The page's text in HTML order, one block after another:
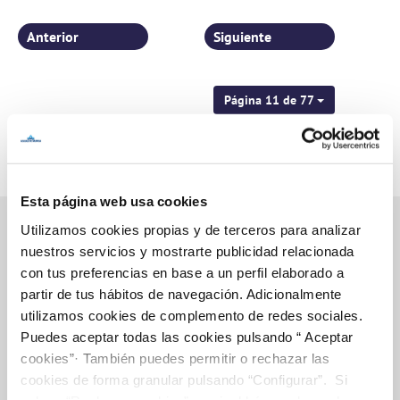
Esta página web usa cookies
Utilizamos cookies propias y de terceros para analizar
nuestros servicios y mostrarte publicidad relacionada
con tus preferencias en base a un perfil elaborado a
partir de tus hábitos de navegación. Adicionalmente
utilizamos cookies de complemento de redes sociales.
Puedes aceptar todas las cookies pulsando “ Aceptar
cookies”· También puedes permitir o rechazar las
cookies de forma granular pulsando “Configurar”. Si
Página 11 de 77
Anterior Siguiente
Inicio
Gestiones Online